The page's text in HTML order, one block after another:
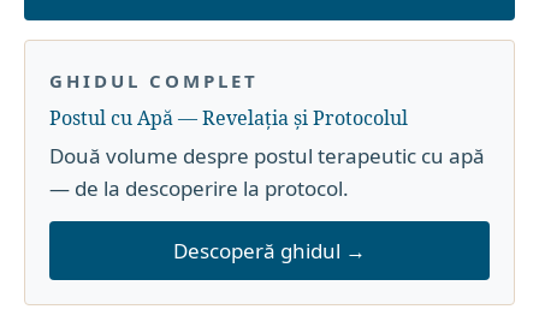
GHIDUL COMPLET
Postul cu Apă — Revelația și Protocolul
Două volume despre postul terapeutic cu apă
— de la descoperire la protocol.
Descoperă ghidul →